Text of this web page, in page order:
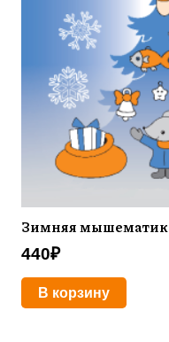
Зимняя
440₽
В корзину